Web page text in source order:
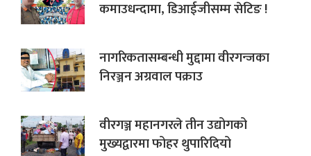
कमाउधन्दामा, डिआईजीसम्म सेटिङ !
नागरिकतासम्बन्धी मुद्दामा वीरगन्जका
निरञ्जन अग्रवाल पक्राउ
वीरगञ्ज महानगरले तीन उद्योगको
मुख्यद्वारमा फोहर थुपारिदियो